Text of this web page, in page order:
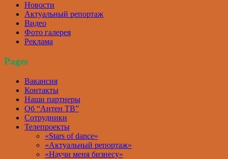
Новости
Актуальный репортаж
Видео
Фото галерея
Реклама
Pages
Вакансия
Контакты
Наши партнеры
Об “Антен ТВ”
Сотрудники
Телепроекты
«Stars of dance»
«Актуальный репортаж»
«Научи меня бизнесу»